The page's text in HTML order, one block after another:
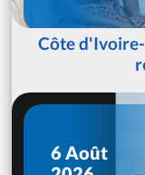
Côte
6 Août